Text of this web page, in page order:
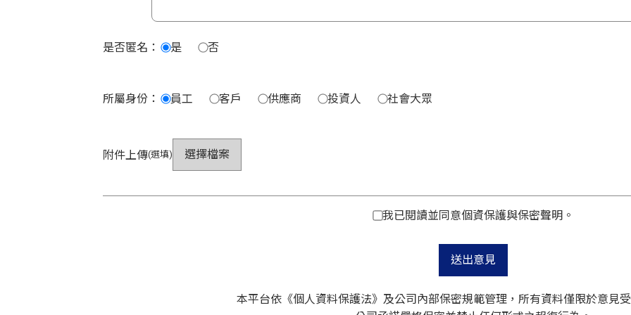
是否匿名： 是 否
所屬身份： 員工 客戶 供應商 投資人 社會大眾
附件上傳(選填) 選擇檔案
我已閱讀並同意個資保護與保密聲明。
送出意見
本平台依《個人資料保護法》及公司內部保密規範管理，所有資料僅限於意見